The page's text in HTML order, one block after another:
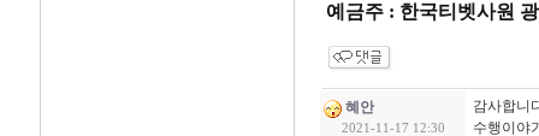
예금주 : 한국티벳사원
혜안
2021-11-17 12:30
감사합니
수행이야